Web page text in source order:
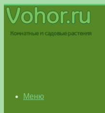
Меню